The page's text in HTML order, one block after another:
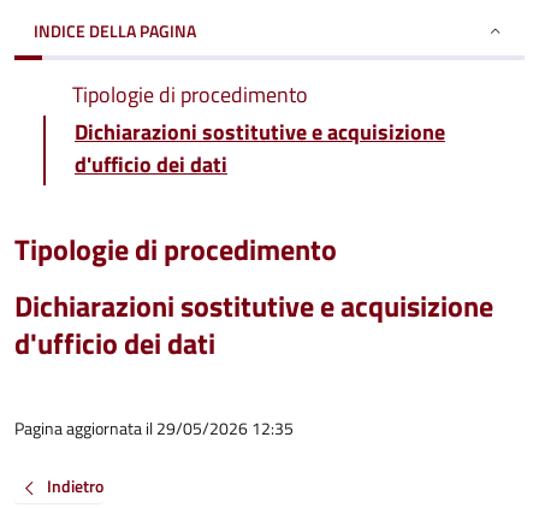
INDICE DELLA PAGINA
Tipologie di procedimento
Dichiarazioni sostitutive e acquisizione
d'ufficio dei dati
Tipologie di procedimento
Dichiarazioni sostitutive e acquisizione
d'ufficio dei dati
Pagina aggiornata il 29/05/2026 12:35
Indietro